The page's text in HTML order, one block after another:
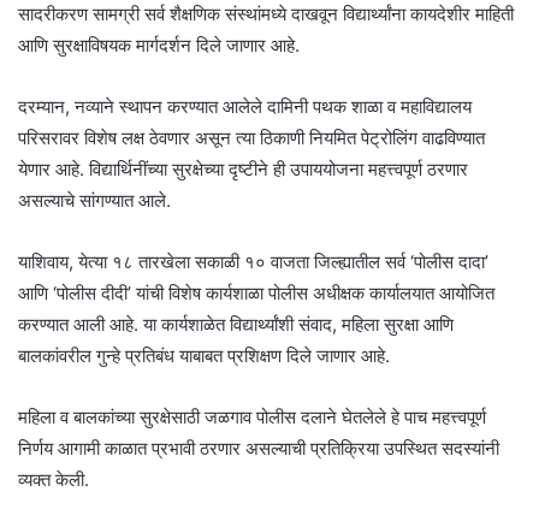
सादरीकरण सामग्री सर्व शैक्षणिक संस्थांमध्ये दाखवून विद्यार्थ्यांना कायदेशीर माहिती
आणि सुरक्षाविषयक मार्गदर्शन दिले जाणार आहे.
दरम्यान, नव्याने स्थापन करण्यात आलेले दामिनी पथक शाळा व महाविद्यालय
परिसरावर विशेष लक्ष ठेवणार असून त्या ठिकाणी नियमित पेट्रोलिंग वाढविण्यात
येणार आहे. विद्यार्थिनींच्या सुरक्षेच्या दृष्टीने ही उपाययोजना महत्त्वपूर्ण ठरणार
असल्याचे सांगण्यात आले.
याशिवाय, येत्या १८ तारखेला सकाळी १० वाजता जिल्ह्यातील सर्व ‘पोलीस दादा’
आणि ‘पोलीस दीदी’ यांची विशेष कार्यशाळा पोलीस अधीक्षक कार्यालयात आयोजित
करण्यात आली आहे. या कार्यशाळेत विद्यार्थ्यांशी संवाद, महिला सुरक्षा आणि
बालकांवरील गुन्हे प्रतिबंध याबाबत प्रशिक्षण दिले जाणार आहे.
महिला व बालकांच्या सुरक्षेसाठी जळगाव पोलीस दलाने घेतलेले हे पाच महत्त्वपूर्ण
निर्णय आगामी काळात प्रभावी ठरणार असल्याची प्रतिक्रिया उपस्थित सदस्यांनी
व्यक्त केली.